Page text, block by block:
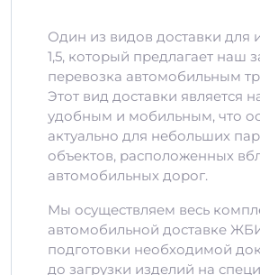
Один из видов доставки
1,5, который предлагает наш
перевозка автомобильным
Этот вид доставки является
удобным и мобильным, что
актуально для небольших
объектов, расположенных
автомобильных дорог.
Мы осуществляем весь
автомобильной доставке
подготовки необходимой
до загрузки изделий на